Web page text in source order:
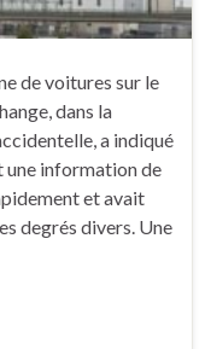
de voitures sur le
dans la
a indiqué
une information de
et avait
degrés divers. Une